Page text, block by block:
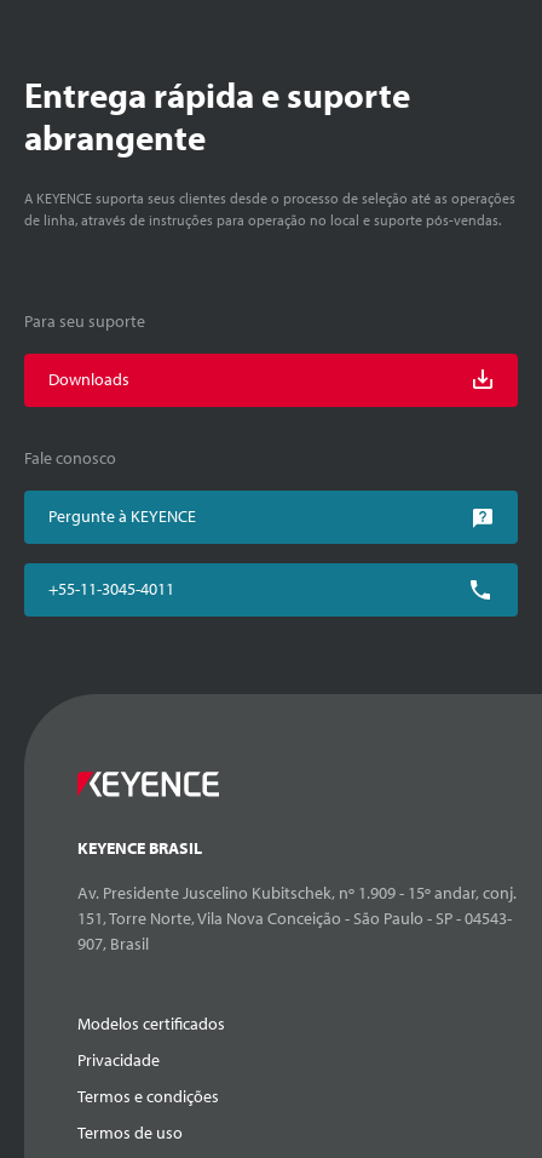
Entrega rápida e suporte
abrangente
A KEYENCE suporta seus clientes desde o processo de seleção até as operações
de linha, através de instruções para operação no local e suporte pós-vendas.
Para seu suporte
Downloads
Fale conosco
Pergunte à KEYENCE
+55-11-3045-4011
KEYENCE BRASIL
Av. Presidente Juscelino Kubitschek, nº 1.909 - 15º andar, conj.
151, Torre Norte, Vila Nova Conceição - São Paulo - SP - 04543-
907, Brasil
Modelos certificados
Privacidade
Termos e condições
Termos de uso